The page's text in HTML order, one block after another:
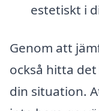
estetiskt i
Genom att
också hitta
din situation.